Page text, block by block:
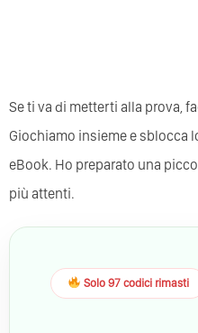
Se ti va di metterti alla prova,
Giochiamo insieme e sblocca
eBook. Ho preparato una
più attenti.
Solo 97 codici rimasti